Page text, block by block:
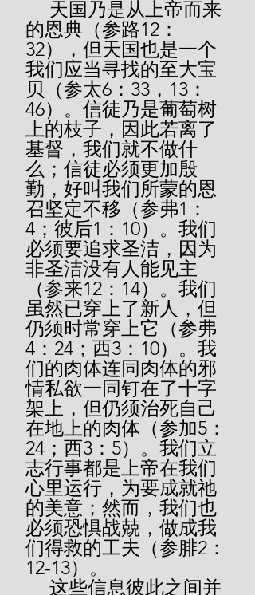
的恩典（参路12：
32），但天国也是一个
我们应当寻找的至大宝
贝（参太6：33，13：
46）。信徒乃是葡萄树
上的枝子，因此若离了
基督，我们就不做什
么；信徒必须更加殷
勤，好叫我们所蒙的恩
召坚定不移（参弗1：
4；彼后1：10）。我们
必须要追求圣洁，因为
非圣洁没有人能见主
（参来12：14）。我们
虽然已穿上了新人，但
仍须时常穿上它（参弗
4：24；西3：10）。我
们的肉体连同肉体的邪
情私欲一同钉在了十字
架上，但仍须治死自己
在地上的肉体（参加5：
24；西3：5）。我们立
志行事都是上帝在我们
心里运行，为要成就祂
的美意；然而，我们也
必须恐惧战兢，做成我
们得救的工夫（参腓2：
12-13）。